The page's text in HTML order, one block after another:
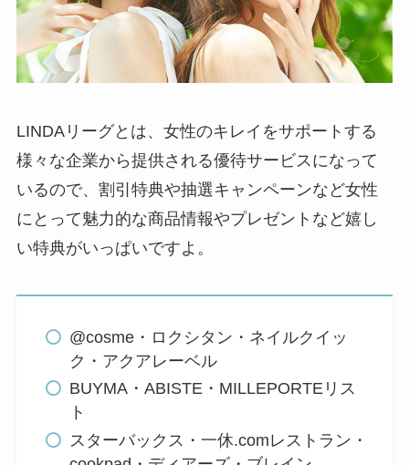
LINDAリーグとは、女性のキレイをサポートする
様々な企業から提供される優待サービスになって
いるので、割引特典や抽選キャンペーンなど女性
にとって魅力的な商品情報やプレゼントなど嬉し
い特典がいっぱいですよ。
@cosme・ロクシタン・ネイルクイッ
ク・アクアレーベル
BUYMA・ABISTE・MILLEPORTEリス
ト
スターバックス・一休.comレストラン・